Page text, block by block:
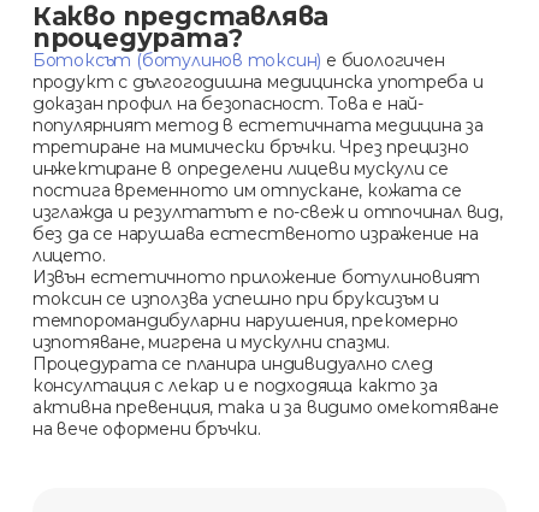
Какво представлява
процедурата?
Ботоксът (ботулинов токсин) е биологичен
продукт с дългогодишна медицинска употреба и
доказан профил на безопасност. Това е най-
популярният метод в естетичната медицина за
третиране на мимически бръчки. Чрез прецизно
инжектиране в определени лицеви мускули се
постига временното им отпускане, кожата се
изглажда и резултатът е по-свеж и отпочинал вид,
без да се нарушава естественото изражение на
лицето.
Извън естетичното приложение ботулиновият
токсин се използва успешно при бруксизъм и
темпоромандибуларни нарушения, прекомерно
изпотяване, мигрена и мускулни спазми.
Процедурата се планира индивидуално след
консултация с лекар и е подходяща както за
активна превенция, така и за видимо омекотяване
на вече оформени бръчки.